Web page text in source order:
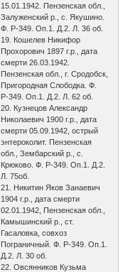
15.01.1942. Пензенская обл.,
Залуженский р., с. Якушино.
Ф. Р-349. Оп.1. Д.2. Л. 36 об.
19. Кошелев Никифор
Прохорович 1897 г.р., дата
смерти 26.03.1942.
Пензенская обл., г. Сродобск,
Пригородная Слободка. Ф.
Р-349. Оп.1. Д.2. Л. 62 об.
20. Кузнецов Александр
Николаевич 1900 г.р., дата
смерти 05.09.1942, острый
энтероколит. Пензенская
обл., Зембарский р., с.
Крюково. Ф. Р-349. Оп.1. Д.2.
Л. 75об.
21. Никитин Яков Занаевич
1904 г.р., дата смерти
02.01.1942, Пензенская обл.,
Камышинский р., ст.
Гасаловка, совхоз
Пограничный. Ф. Р-349. Оп.1.
Д.2. Л. 30 об.
22. Овсянников Кузьма